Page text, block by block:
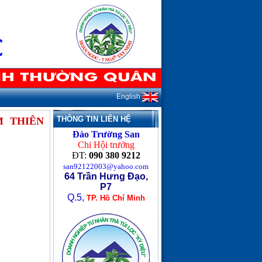
English
THIÊN
THÔNG TIN LIÊN HỆ
Đào Trường San
Chi Hội trưởng
ĐT: 090 380 9212
san92122003@yahoo.com
64 Trần Hưng Đạo,
P7
Q.5, TP. Hồ Chí Minh